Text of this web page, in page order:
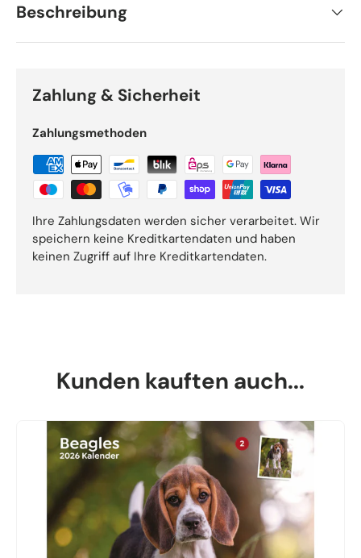
Beschreibung
Zahlung & Sicherheit
Zahlungsmethoden
Ihre Zahlungsdaten werden sicher verarbeitet. Wir
speichern keine Kreditkartendaten und haben
keinen Zugriff auf Ihre Kreditkartendaten.
Kunden kauften auch...